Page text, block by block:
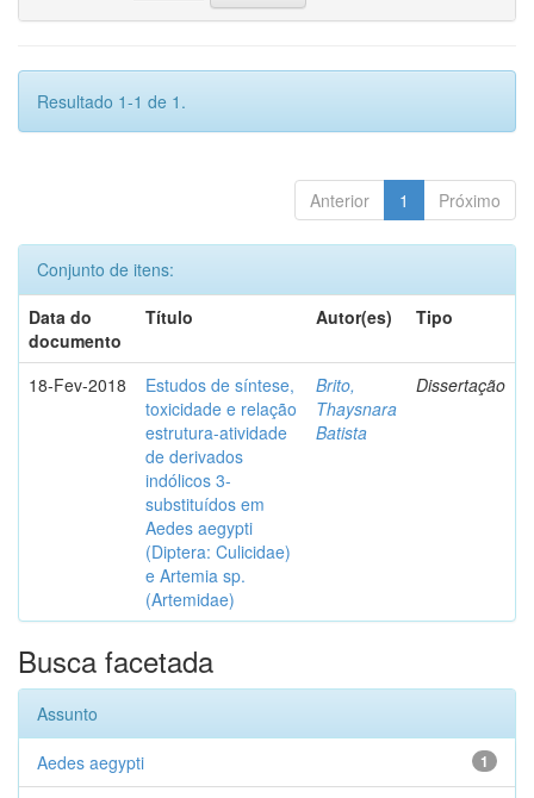
Resultado 1-1 de 1.
Anterior 1 Próximo
Conjunto de itens:
Data do
documento
Título Autor(es) Tipo
18-Fev-2018
Estudos de síntese,
toxicidade e relação
estrutura-atividade
de derivados
indólicos 3-
substituídos em
Aedes aegypti
(Diptera: Culicidae)
e Artemia sp.
(Artemidae)
Brito,
Thaysnara
Batista
Dissertação
Busca facetada
Assunto
1
Aedes aegypti